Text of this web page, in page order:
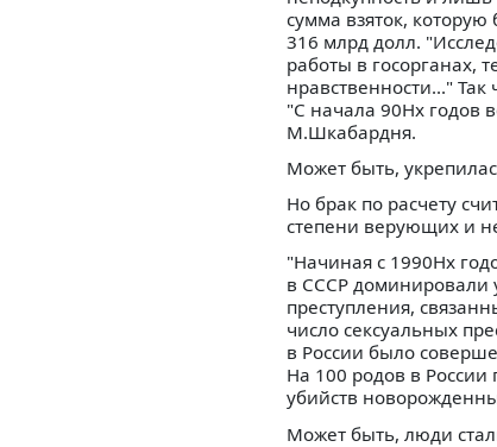
сумма взяток,
316 млрд долл.
работы в госорганах,
нравственности..."
"С начала 90Нх годов
М.Шкабардня.
Может быть,
Но брак по расчету
степени верующих и
"Начиная с 1990Нх
в СССР доминировали
преступления,
число сексуальных
в России было
На 100 родов в России
убийств
Может быть, люди